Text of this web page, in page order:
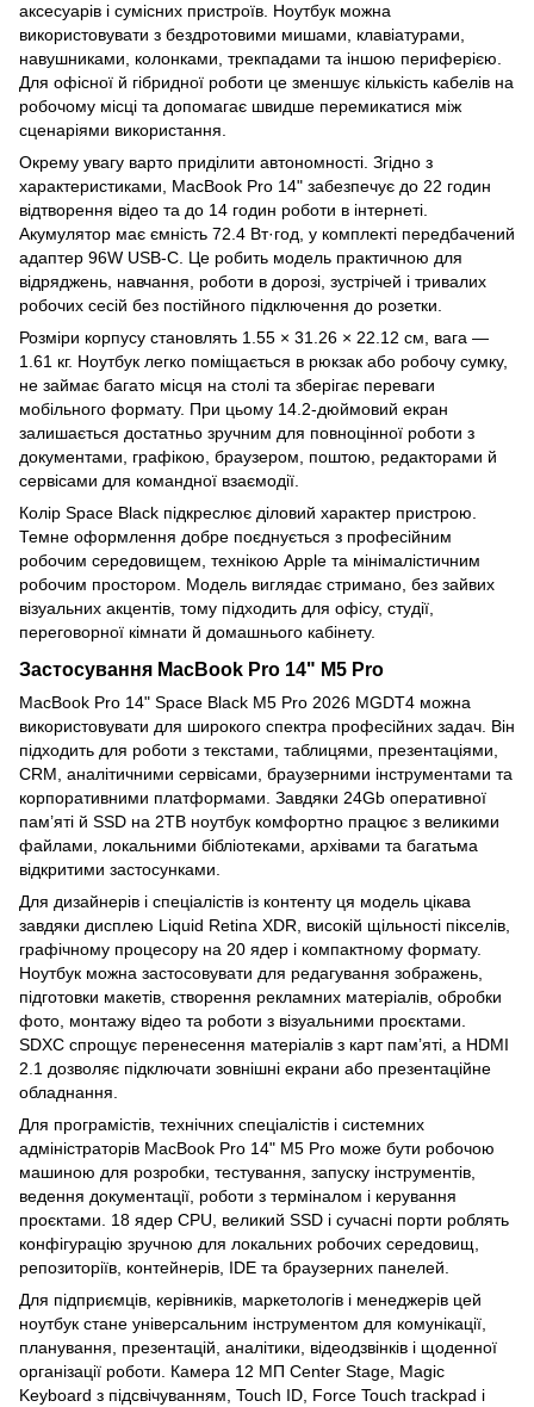
аксесуарів і сумісних пристроїв. Ноутбук можна
використовувати з бездротовими мишами, клавіатурами,
навушниками, колонками, трекпадами та іншою периферією.
Для офісної й гібридної роботи це зменшує кількість кабелів на
робочому місці та допомагає швидше перемикатися між
сценаріями використання.
Окрему увагу варто приділити автономності. Згідно з
характеристиками, MacBook Pro 14" забезпечує до 22 годин
відтворення відео та до 14 годин роботи в інтернеті.
Акумулятор має ємність 72.4 Вт·год, у комплекті передбачений
адаптер 96W USB-C. Це робить модель практичною для
відряджень, навчання, роботи в дорозі, зустрічей і тривалих
робочих сесій без постійного підключення до розетки.
Розміри корпусу становлять 1.55 × 31.26 × 22.12 см, вага —
1.61 кг. Ноутбук легко поміщається в рюкзак або робочу сумку,
не займає багато місця на столі та зберігає переваги
мобільного формату. При цьому 14.2-дюймовий екран
залишається достатньо зручним для повноцінної роботи з
документами, графікою, браузером, поштою, редакторами й
сервісами для командної взаємодії.
Колір Space Black підкреслює діловий характер пристрою.
Темне оформлення добре поєднується з професійним
робочим середовищем, технікою Apple та мінімалістичним
робочим простором. Модель виглядає стримано, без зайвих
візуальних акцентів, тому підходить для офісу, студії,
переговорної кімнати й домашнього кабінету.
Застосування MacBook Pro 14" M5 Pro
MacBook Pro 14" Space Black M5 Pro 2026 MGDT4 можна
використовувати для широкого спектра професійних задач. Він
підходить для роботи з текстами, таблицями, презентаціями,
CRM, аналітичними сервісами, браузерними інструментами та
корпоративними платформами. Завдяки 24Gb оперативної
пам’яті й SSD на 2TB ноутбук комфортно працює з великими
файлами, локальними бібліотеками, архівами та багатьма
відкритими застосунками.
Для дизайнерів і спеціалістів із контенту ця модель цікава
завдяки дисплею Liquid Retina XDR, високій щільності пікселів,
графічному процесору на 20 ядер і компактному формату.
Ноутбук можна застосовувати для редагування зображень,
підготовки макетів, створення рекламних матеріалів, обробки
фото, монтажу відео та роботи з візуальними проєктами.
SDXC спрощує перенесення матеріалів з карт пам’яті, а HDMI
2.1 дозволяє підключати зовнішні екрани або презентаційне
обладнання.
Для програмістів, технічних спеціалістів і системних
адміністраторів MacBook Pro 14" M5 Pro може бути робочою
машиною для розробки, тестування, запуску інструментів,
ведення документації, роботи з терміналом і керування
проєктами. 18 ядер CPU, великий SSD і сучасні порти роблять
конфігурацію зручною для локальних робочих середовищ,
репозиторіїв, контейнерів, IDE та браузерних панелей.
Для підприємців, керівників, маркетологів і менеджерів цей
ноутбук стане універсальним інструментом для комунікації,
планування, презентацій, аналітики, відеодзвінків і щоденної
організації роботи. Камера 12 МП Center Stage, Magic
Keyboard з підсвічуванням, Touch ID, Force Touch trackpad і